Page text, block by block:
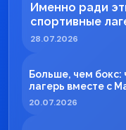
Именно ради
спортивные
28.07.2026
Больше, чем бокс:
лагерь вместе с
20.07.2026